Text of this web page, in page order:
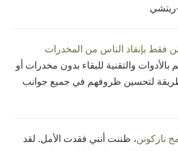
ريتشي
فقط بإنقاذ الناس من المخدرات
بالأدوات والتقنية للبقاء بدون مخدرات أو
لتحسين ظروفهم في جميع جوانب
ناركونن، ظننت أنني فقدت الأمل. لقد